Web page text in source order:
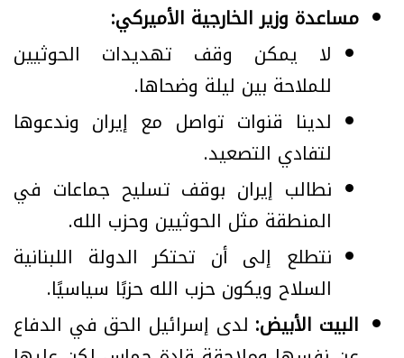
مساعدة وزير الخارجية الأميركي:
لا يمكن وقف تهديدات الحوثيين
للملاحة بين ليلة وضحاها.
لدينا قنوات تواصل مع إيران وندعوها
لتفادي التصعيد.
نطالب إيران بوقف تسليح جماعات في
المنطقة مثل الحوثيين وحزب الله.
نتطلع إلى أن تحتكر الدولة اللبنانية
السلاح ويكون حزب الله حزبًا سياسيًا.
البيت الأبيض: لدى إسرائيل الحق في الدفاع